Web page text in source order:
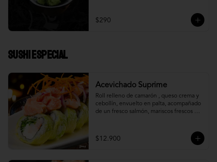
$290
Sushi Especial
Acevichado Suprime
Roll relleno de camarón , queso crema y
cebollín, envuelto en palta, acompañado
de un fresco salmón, mariscos frescos en
$12.900